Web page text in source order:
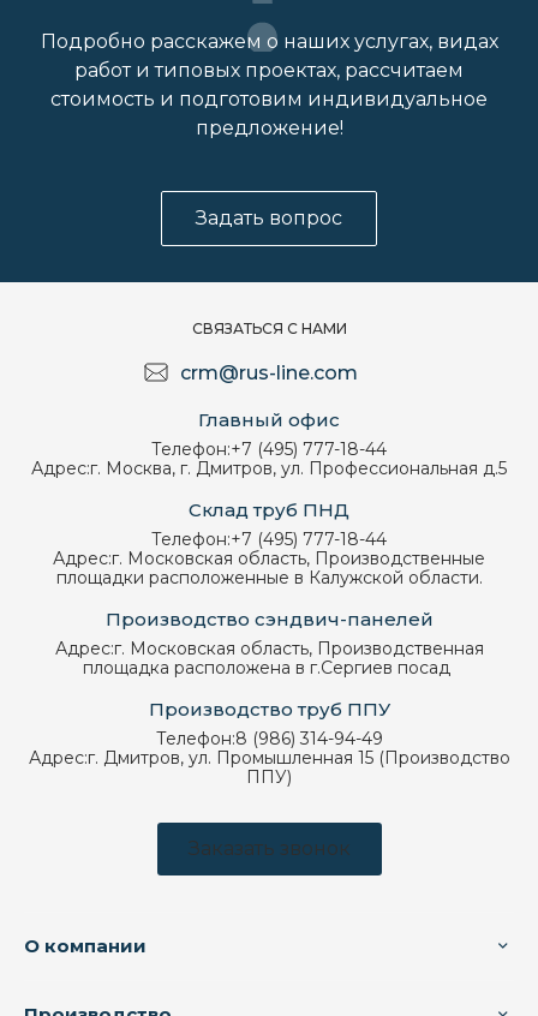
Подробно расскажем о наших услугах, видах
работ и типовых проектах, рассчитаем
стоимость и подготовим индивидуальное
предложение!
Задать вопрос
СВЯЗАТЬСЯ С НАМИ
crm@rus-line.com
Главный офис
Телефон:+7 (495) 777-18-44
Адрес:г. Москва, г. Дмитров, ул. Профессиональная д.5
Склад труб ПНД
Телефон:+7 (495) 777-18-44
Адрес:г. Московская область, Производственные
площадки расположенные в Калужской области.
Производство сэндвич-панелей
Адрес:г. Московская область, Производственная
площадка расположена в г.Сергиев посад
Производство труб ППУ
Телефон:8 (986) 314-94-49
Адрес:г. Дмитров, ул. Промышленная 15 (Производство
ППУ)
Заказать звонок
О компании